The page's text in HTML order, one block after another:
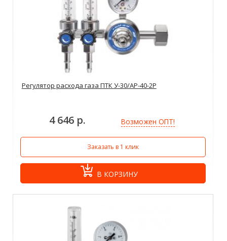
Регулятор расхода газа ПТК У-30/АР-40-2Р
4 646 р. Возможен ОПТ!
Заказать в 1 клик
В КОРЗИНУ